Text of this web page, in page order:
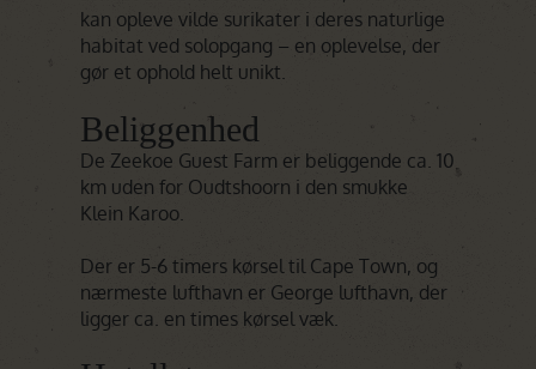
kan opleve vilde surikater i deres naturlige
habitat ved solopgang – en oplevelse, der
gør et ophold helt unikt.
Beliggenhed
De Zeekoe Guest Farm er beliggende ca. 10
km uden for Oudtshoorn i den smukke
Klein Karoo.
Der er 5-6 timers kørsel til Cape Town, og
nærmeste lufthavn er George lufthavn, der
ligger ca. en times kørsel væk.